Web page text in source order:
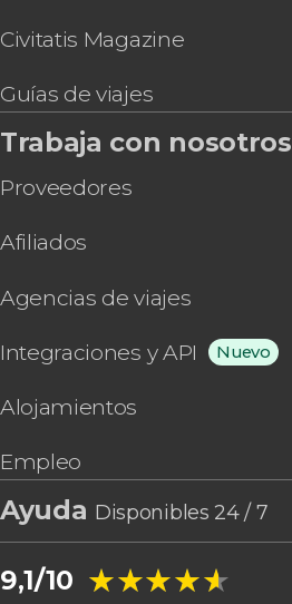
Civitatis Magazine
Guías de viajes
Trabaja con nosotros
Proveedores
Afiliados
Agencias de viajes
Integraciones y API Nuevo
Alojamientos
Empleo
Ayuda Disponibles 24 / 7
9,1/10 ★★★★★
★★★★★